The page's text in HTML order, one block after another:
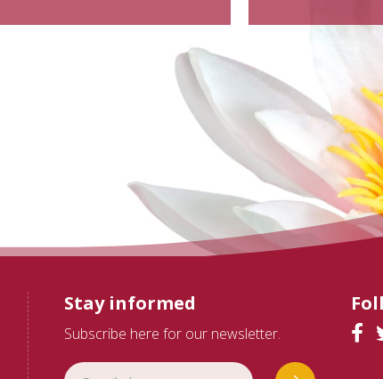
Stay informed
Subscribe here for our newsletter.